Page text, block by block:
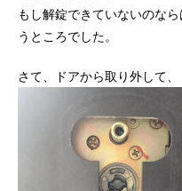
もし解錠できていないのな
うところでした。
さて、ドアから取り外して、